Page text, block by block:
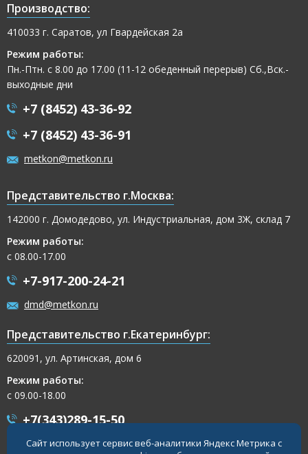
Производство:
410033 г. Саратов, ул Гвардейская 2а
Режим работы:
Пн.-Птн. с 8.00 до 17.00 (11-12 обеденный перерыв) Сб.,Вск.-
выходные дни
+7 (8452) 43-36-92
+7 (8452) 43-36-91
metkon@metkon.ru
Представительство г.Москва:
142000 г. Домодедово, ул. Индустриальная, дом 3Ж, склад 7
Режим работы:
с 08.00-17.00
+7-917-200-24-21
dmd@metkon.ru
Представительство г.Екатеринбург:
620091, ул. Артинская, дом 6
Режим работы:
с 09.00-18.00
+7(343)289-15-50
+7-917-200-32-54
Сайт использует сервис веб-аналитики Яндекс Метрика с